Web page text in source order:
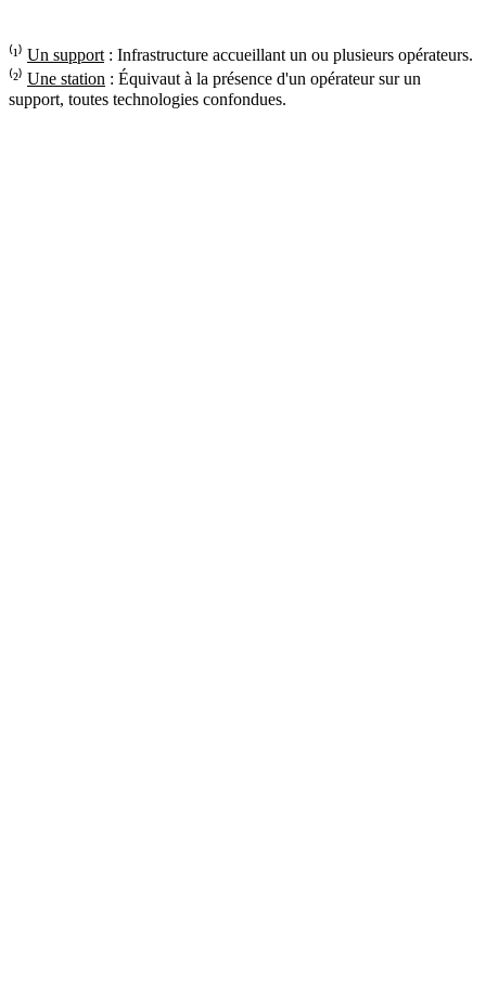
⁽¹⁾ Un support : Infrastructure accueillant un ou plusieurs opérateurs.
⁽²⁾ Une station : Équivaut à la présence d'un opérateur sur un
support, toutes technologies confondues.